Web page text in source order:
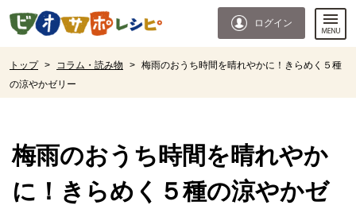
ページの先頭です。
ログイン
トップ > コラム・読み物 > 梅雨のおうち時間を晴れやかに！きらめく５種
の涼やかゼリー
梅雨のおうち時間を晴れやか
に！きらめく５種の涼やかゼ